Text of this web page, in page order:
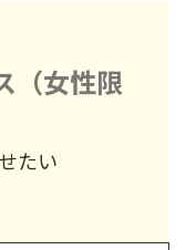
（女性限
たい